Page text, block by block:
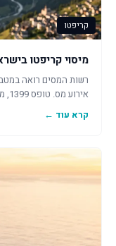
קריפטו
מיסוי קריפטו
רשות המסים רואה
אירוע מס. טופס 1399, משיכה לבנק וחשיפות עבר.
קרא עוד ←